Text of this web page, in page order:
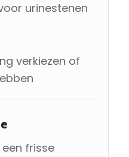
urinestenen
verkiezen of
frisse